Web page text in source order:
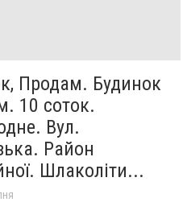
Продам. Будинок
10 соток.
Вул.
Район
Шлаколіти...